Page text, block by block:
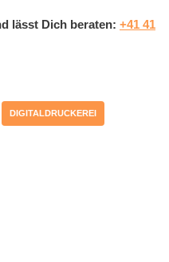
lässt Dich beraten: +41 41
DIGITALDRUCKEREI